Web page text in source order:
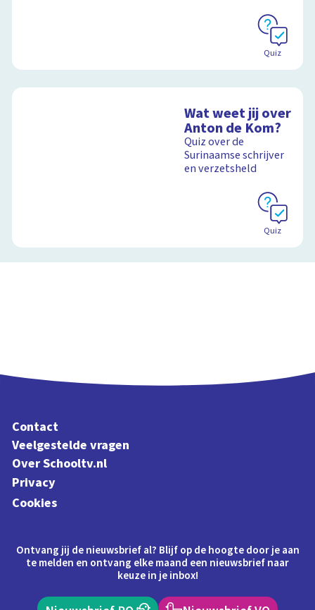
Quiz
Wat weet jij over
Anton de Kom?
Quiz over de
Surinaamse schrijver
en verzetsheld
Quiz
Contact
Veelgestelde vragen
Over Schooltv.nl
Privacy
Cookies
Ontvang jij de nieuwsbrief al? Blijf op de hoogte door je aan
te melden en ontvang elke maand een nieuwsbrief naar
keuze in je inbox!